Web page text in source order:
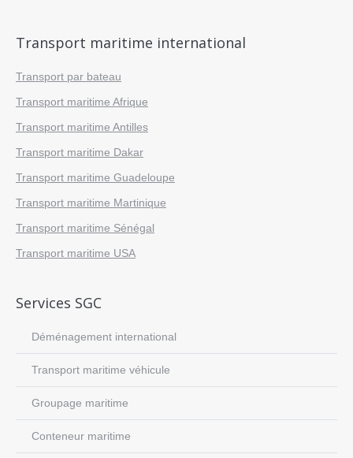
Transport maritime international
Transport par bateau
Transport maritime Afrique
Transport maritime Antilles
Transport maritime Dakar
Transport maritime Guadeloupe
Transport maritime Martinique
Transport maritime Sénégal
Transport maritime USA
Services SGC
Déménagement international
Transport maritime véhicule
Groupage maritime
Conteneur maritime